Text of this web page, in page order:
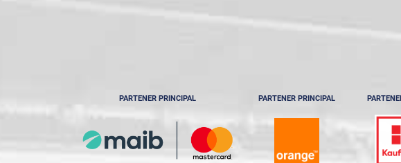
PARTENER PRINCIPAL PARTENER PRINCIPAL